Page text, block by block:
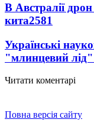
В Австралії
кита2581
Українські
"млинцевий
Читати коментарі
Повна версія сайту